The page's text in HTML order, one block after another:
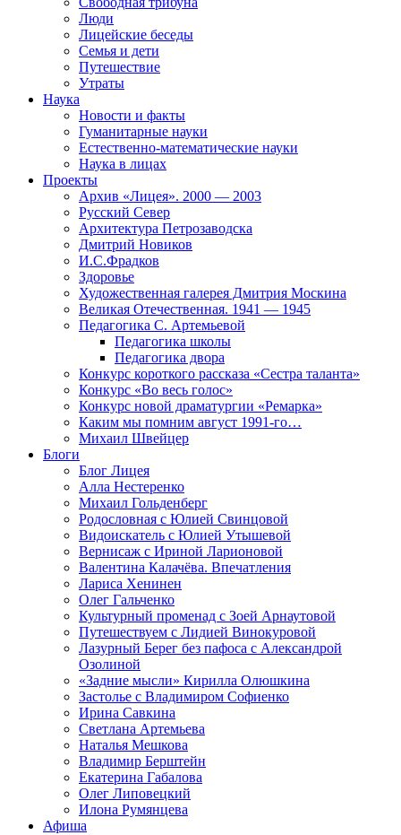
Люди
Лицейские беседы
Семья и дети
Путешествие
Утраты
Наука
Новости и факты
Гуманитарные науки
Естественно-математические науки
Наука в лицах
Проекты
Архив «Лицея». 2000 — 2003
Русский Север
Архитектура Петрозаводска
Дмитрий Новиков
И.С.Фрадков
Здоровье
Художественная галерея Дмитрия Москина
Великая Отечественная. 1941 — 1945
Педагогика С. Артемьевой
Педагогика школы
Педагогика двора
Конкурс короткого рассказа «Сестра таланта»
Конкурс «Во весь голос»
Конкурс новой драматургии «Ремарка»
Каким мы помним август 1991-го…
Михаил Швейцер
Блоги
Блог Лицея
Алла Нестеренко
Михаил Гольденберг
Родословная с Юлией Свинцовой
Видоискатель с Юлией Утышевой
Вернисаж с Ириной Ларионовой
Валентина Калачёва. Впечатления
Лариса Хенинен
Олег Гальченко
Культурный променад с Зоей Арнаутовой
Путешествуем с Лидией Винокуровой
Лазурный Берег без пафоса с Александрой
Озолиной
«Задние мысли» Кирилла Олюшкина
Застолье с Владимиром Софиенко
Ирина Савкина
Светлана Артемьева
Наталья Мешкова
Владимир Берштейн
Екатерина Габалова
Олег Липовецкий
Илона Румянцева
Афиша